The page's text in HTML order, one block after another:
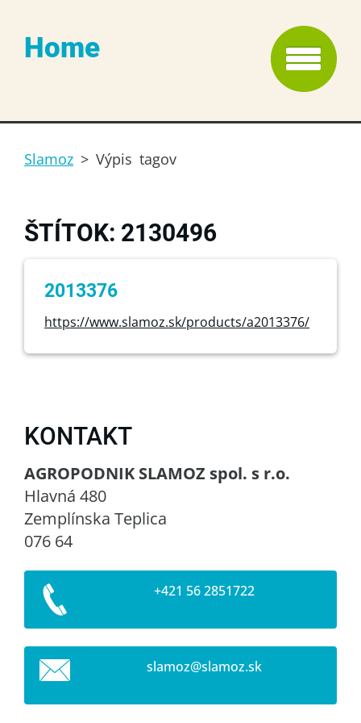
Home
Slamoz > Výpis tagov
ŠTÍTOK: 2130496
2013376
https://www.slamoz.sk/products/a2013376/
KONTAKT
AGROPODNIK SLAMOZ spol. s r.o.
Hlavná 480
Zemplínska Teplica
076 64
+421 56 2851722
slamoz@slamoz.sk